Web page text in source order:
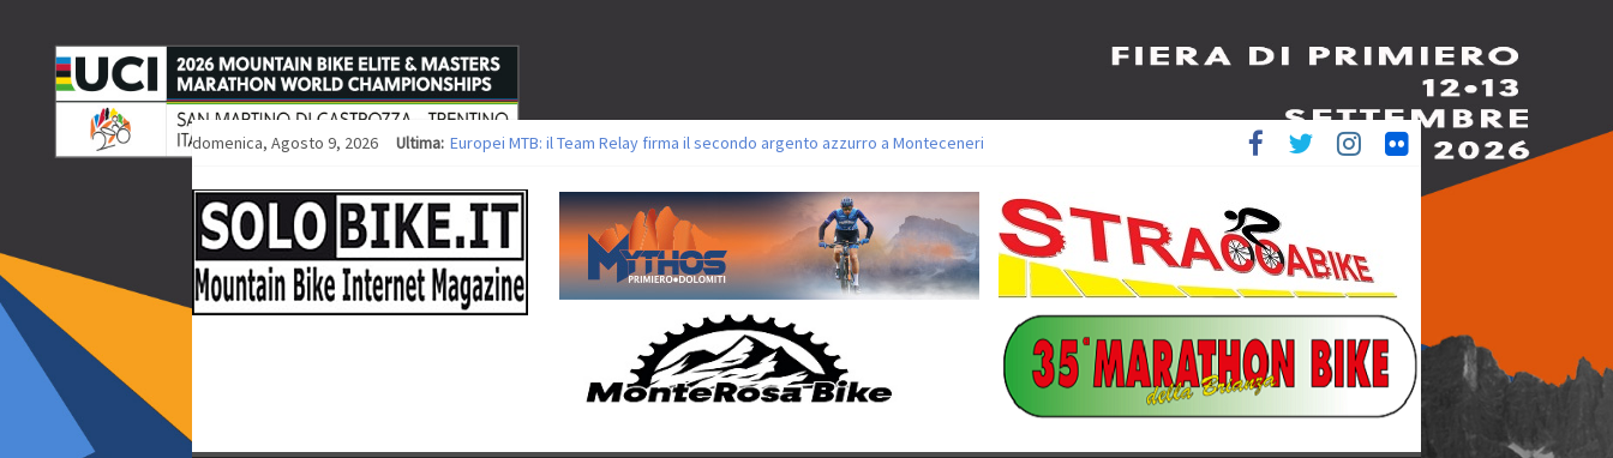
domenica, Agosto 9, 2026 Ultima: Europei MTB: il Team Relay firma il secondo argento azzurro a Monteceneri
Europei XCO: titoli a Aldridge, Frei e Hutter. Argento per Zanotti tra gli Elite. Corvi fora ed è 4^
Europei XCO: vittorie per Ghibaudo, Grossmann e Gallis. Signorelli 5^ la migliore tra gli italiani
35ª Marathon Bike della Brianza: l’ultima sfida agonistica di una leggendaria storia